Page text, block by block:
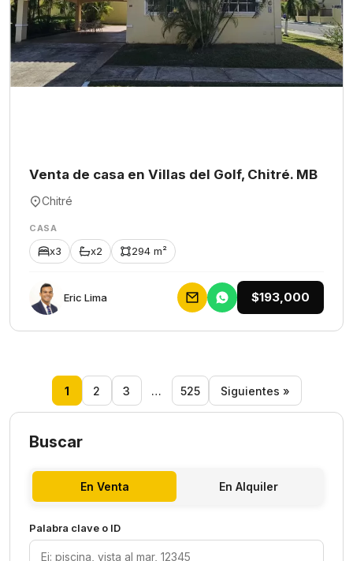
Venta de casa en Villas del Golf, Chitré. MB
Chitré
CASA
x3 x2 294 m²
Eric Lima $193,000
1 2 3 … 525 Siguientes »
Buscar
En Venta En Alquiler
Palabra clave o ID